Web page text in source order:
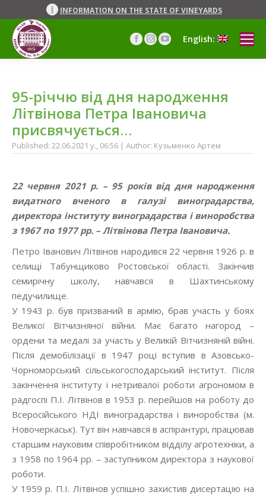
INFORMATION ON THE STATE OF VINEYARDS
Facebook
page
new
window
Instagram
page
new
window
YouTube
page
new
window
English:
95-річчю від дня народження
Літвінова Петра Івановича
присвячується…
Published: 22.06.2021 y., 06:56 | Author: Кузьменко Артем
22 червня 2021 р. – 95 років від дня народження
видатного вченого в галузі виноградарства,
директора інституту виноградарства і виноробства
з 1967 по 1977 рр. – Літвінова Петра Івановича.
Петро Іванович Літвінов народився 22 червня 1926 р. в
селищі Табунщиково Ростовської області. Закінчив
семирічну школу, навчався в Шахтинському
педучилище.
У 1943 р. був призваний в армію, брав участь у боях
Великої Вітчизняної війни. Має багато нагород –
ордени та медалі за участь у Великій Вітчизняній війні.
Після демобілізації в 1947 році вступив в Азовсько-
Чорноморський сільськогосподарський інститут. Після
закінчення інституту і нетривалої роботи агрономом в
радгоспі П.І. Літвінов в 1953 р. перейшов на роботу до
Всеросійського НДІ виноградарства і виноробства (м.
Новочеркаськ). Тут він навчався в аспірантурі, працював
старшим науковим співробітником відділу агротехніки, а
з 1958 по 1964 рр. – заступником директора з наукової
роботи.
У 1959 р. П.І. Літвінов успішно захистив дисертацію на